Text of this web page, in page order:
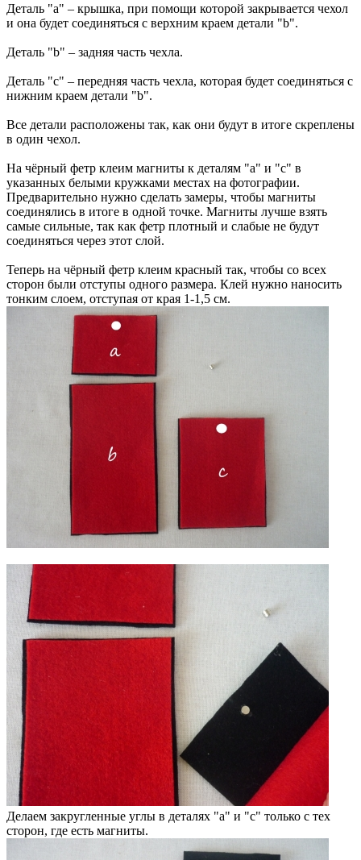
Деталь "a" – крышка, при помощи которой закрывается чехол
и она будет соединяться с верхним краем детали "b".
Деталь "b" – задняя часть чехла.
Деталь "c" – передняя часть чехла, которая будет соединяться с
нижним краем детали "b".
Все детали расположены так, как они будут в итоге скреплены
в один чехол.
На чёрный фетр клеим магниты к деталям "a" и "c" в
указанных белыми кружками местах на фотографии.
Предварительно нужно сделать замеры, чтобы магниты
соединялись в итоге в одной точке. Магниты лучше взять
самые сильные, так как фетр плотный и слабые не будут
соединяться через этот слой.
Теперь на чёрный фетр клеим красный так, чтобы со всех
сторон были отступы одного размера. Клей нужно наносить
тонким слоем, отступая от края 1-1,5 см.
Делаем закругленные углы в деталях "a" и "c" только с тех
сторон, где есть магниты.